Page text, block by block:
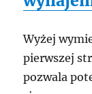
Wyżej
pierwszej
pozwala